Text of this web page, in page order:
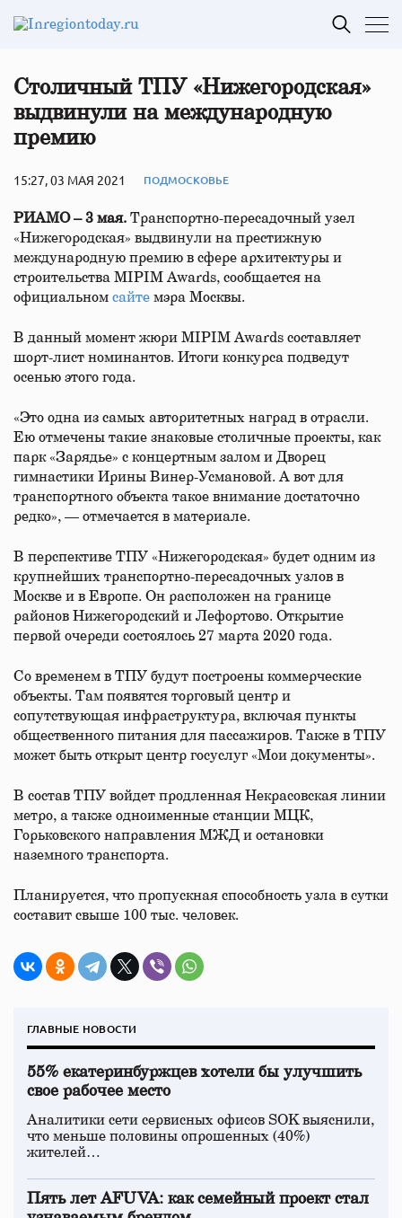
Столичный ТПУ «Нижегородская»
выдвинули на международную
премию
15:27, 03 МАЯ 2021 ПОДМОСКОВЬЕ
РИАМО – 3 мая. Транспортно-пересадочный узел
«Нижегородская» выдвинули на престижную
международную премию в сфере архитектуры и
строительства MIPIM Awards, сообщается на
официальном сайте мэра Москвы.
В данный момент жюри MIPIM Awards составляет
шорт-лист номинантов. Итоги конкурса подведут
осенью этого года.
«Это одна из самых авторитетных наград в отрасли.
Ею отмечены такие знаковые столичные проекты, как
парк «Зарядье» с концертным залом и Дворец
гимнастики Ирины Винер-Усмановой. А вот для
транспортного объекта такое внимание достаточно
редко», — отмечается в материале.
В перспективе ТПУ «Нижегородская» будет одним из
крупнейших транспортно-пересадочных узлов в
Москве и в Европе. Он расположен на границе
районов Нижегородский и Лефортово. Открытие
первой очереди состоялось 27 марта 2020 года.
Со временем в ТПУ будут построены коммерческие
объекты. Там появятся торговый центр и
сопутствующая инфраструктура, включая пункты
общественного питания для пассажиров. Также в ТПУ
может быть открыт центр госуслуг «Мои документы».
В состав ТПУ войдет продленная Некрасовская линии
метро, а также одноименные станции МЦК,
Горьковского направления МЖД и остановки
наземного транспорта.
Планируется, что пропускная способность узла в сутки
составит свыше 100 тыс. человек.
ГЛАВНЫЕ НОВОСТИ
55% екатеринбуржцев хотели бы улучшить
свое рабочее место
Аналитики сети сервисных офисов SOK выяснили,
что меньше половины опрошенных (40%)
жителей…
Пять лет AFUVA: как семейный проект стал